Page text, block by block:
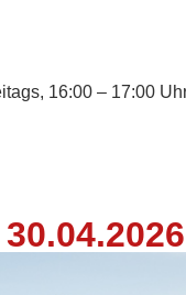
16:00 – 17:00